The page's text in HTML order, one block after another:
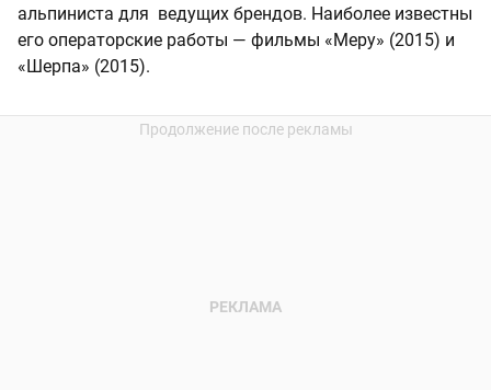
альпиниста для ведущих брендов. Наиболее известны
его операторские работы — фильмы «Меру» (2015) и
«Шерпа» (2015).